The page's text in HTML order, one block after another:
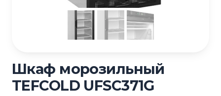
Шкаф морозильный
TEFCOLD UFSC371G